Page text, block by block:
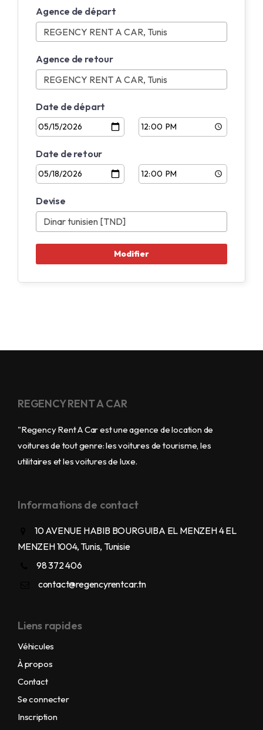
Agence de départ
Agence de retour
Date de départ
Date de retour
Devise
REGENCY RENT A CAR
"Regency Rent A Car est une agence de location de
voitures de tout genre: les voitures de tourisme, les
utilitaires et les voitures de luxe.
Informations de contact
10 AVENUE HABIB BOURGUIBA EL MENZEH 4 EL
MENZEH 1004, Tunis, Tunisie
98 372 406
contact@regencyrentcar.tn
Liens rapides
Véhicules
À propos
Contact
Se connecter
Inscription